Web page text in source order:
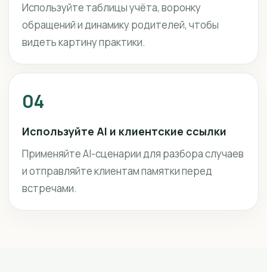
Используйте таблицы учёта, воронку
обращений и динамику родителей, чтобы
видеть картину практики.
04
Используйте AI и клиентские ссылки
Применяйте AI-сценарии для разбора случаев
и отправляйте клиентам памятки перед
встречами.